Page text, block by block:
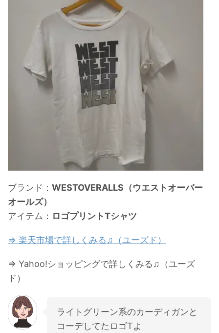
ブランド： WESTOVERALLS（ウエストオーバー
オールズ）
アイテム： ロゴプリントTシャツ
⇒ 楽天市場で詳しくみる♫（ユーズド）
⇒ Yahoo!ショッピングで詳しくみる♫（ユーズ
ド）
ライトグリーン系のカーディガンと
コーデしてたロゴTよ